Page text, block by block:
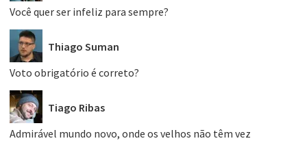
Você quer ser infeliz para sempre?
Thiago Suman
Voto obrigatório é correto?
Tiago Ribas
Admirável mundo novo, onde os velhos não têm vez